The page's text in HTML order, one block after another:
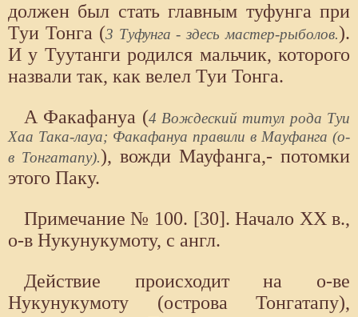
должен был стать главным туфунга при
Туи Тонга (3 Туфунга - здесь мастер-рыболов.).
И у Туутанги родился мальчик, которого
назвали так, как велел Туи Тонга.
А Факафануа (4 Вождеский титул рода Туи
Хаа Така-лауа; Факафануа правили в Мауфанга (о-
в Тонгатапу).), вожди Мауфанга,- потомки
этого Паку.
Примечание № 100. [30]. Начало XX в.,
о-в Нукунукумоту, с англ.
Действие происходит на о-ве
Нукунукумоту (острова Тонгатапу),